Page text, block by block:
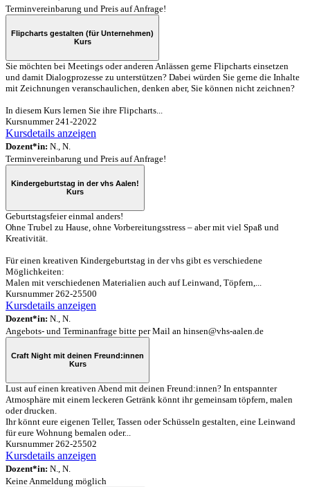
Terminvereinbarung und Preis auf Anfrage!
Flipcharts gestalten (für Unternehmen)
Kurs
Sie möchten bei Meetings oder anderen Anlässen gerne Flipcharts einsetzen
und damit Dialogprozesse zu unterstützen? Dabei würden Sie gerne die Inhalte
mit Zeichnungen veranschaulichen, denken aber, Sie können nicht zeichnen?
In diesem Kurs lernen Sie ihre Flipcharts...
Kursnummer 241-22022
Kursdetails anzeigen
Dozent*in: N., N.
Terminvereinbarung und Preis auf Anfrage!
Kindergeburtstag in der vhs Aalen!
Kurs
Geburtstagsfeier einmal anders!
Ohne Trubel zu Hause, ohne Vorbereitungsstress – aber mit viel Spaß und
Kreativität.
Für einen kreativen Kindergeburtstag in der vhs gibt es verschiedene
Möglichkeiten:
Malen mit verschiedenen Materialien auch auf Leinwand, Töpfern,...
Kursnummer 262-25500
Kursdetails anzeigen
Dozent*in: N., N.
Angebots- und Terminanfrage bitte per Mail an hinsen@vhs-aalen.de
Craft Night mit deinen Freund:innen
Kurs
Lust auf einen kreativen Abend mit deinen Freund:innen? In entspannter
Atmosphäre mit einem leckeren Getränk könnt ihr gemeinsam töpfern, malen
oder drucken.
Ihr könnt eure eigenen Teller, Tassen oder Schüsseln gestalten, eine Leinwand
für eure Wohnung bemalen oder...
Kursnummer 262-25502
Kursdetails anzeigen
Dozent*in: N., N.
Keine Anmeldung möglich